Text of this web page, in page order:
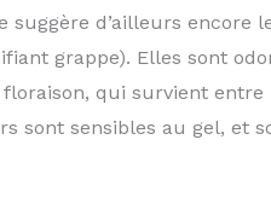
suggère d’ailleurs encore
grappe). Elles sont
qui survient entre
sont sensibles au gel, et